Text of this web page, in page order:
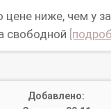
цене ниже, чем у
свободной
Добавлено: